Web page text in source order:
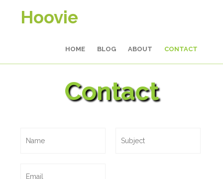
Hoovie
HOME BLOG ABOUT CONTACT
Contact